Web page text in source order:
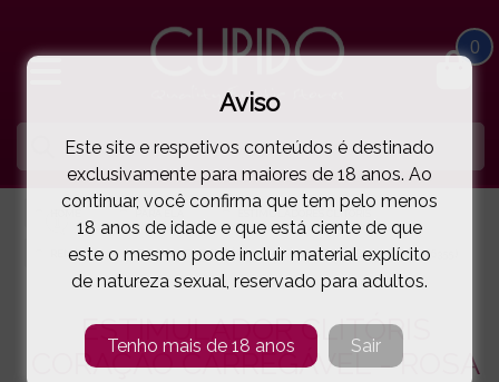
0
ESTIMULADORES CLITÓRIS
RENÉE S ESTIMULADOR CLITÓRIS CORAÇÃO CARREGÁVEL - ROSA( 44-26355 )
ESTIMULADOR CLITÓRIS
CORAÇÃO CARREGÁVEL - ROSA
Aviso
Este site e respetivos conteúdos é destinado
exclusivamente para maiores de 18 anos. Ao
continuar, você confirma que tem pelo menos
18 anos de idade e que está ciente de que
este o mesmo pode incluir material explícito
de natureza sexual, reservado para adultos.
Tenho mais de 18 anos Sair